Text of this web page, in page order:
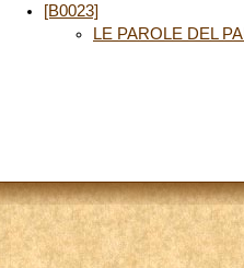
[B0023]
LE PAROLE DEL